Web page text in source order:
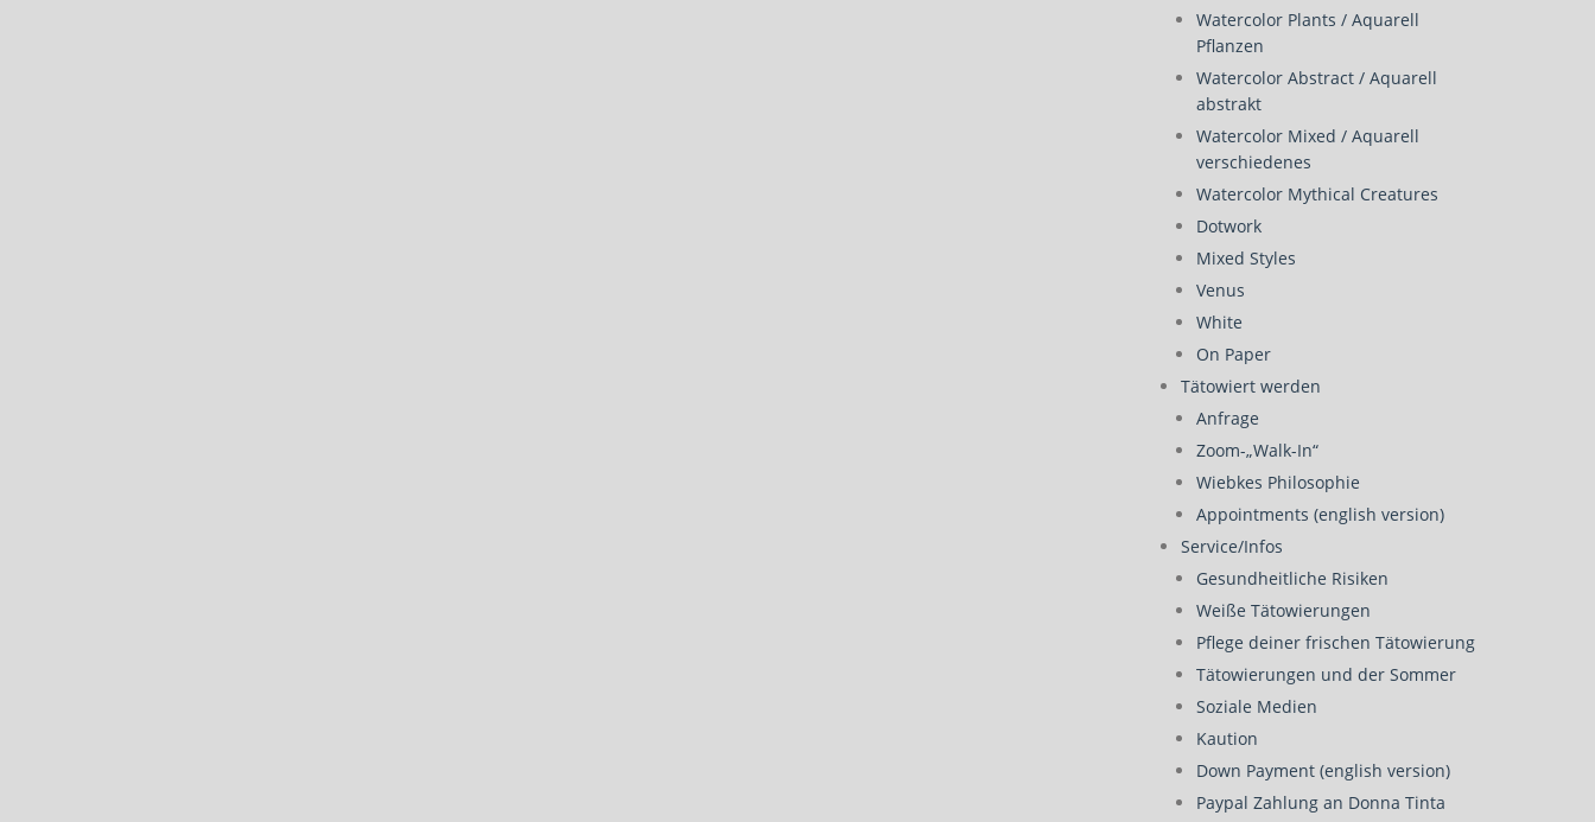
Watercolor Plants / Aquarell
Pflanzen
Watercolor Abstract / Aquarell
abstrakt
Watercolor Mixed / Aquarell
verschiedenes
Watercolor Mythical Creatures
Dotwork
Mixed Styles
Venus
White
On Paper
Tätowiert werden
Anfrage
Zoom-„Walk-In“
Wiebkes Philosophie
Appointments (english version)
Service/Infos
Gesundheitliche Risiken
Weiße Tätowierungen
Pflege deiner frischen Tätowierung
Tätowierungen und der Sommer
Soziale Medien
Kaution
Down Payment (english version)
Paypal Zahlung an Donna Tinta